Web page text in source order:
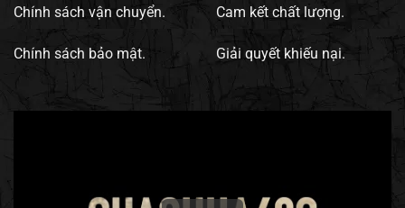
Chính sách vận chuyển.
Chính sách bảo mật.
Cam kết chất lượng.
Giải quyết khiếu nại.